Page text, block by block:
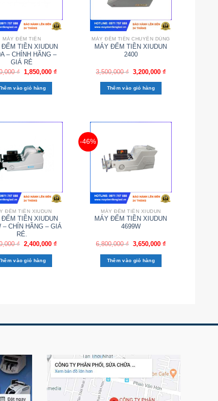
MÁY ĐẾM TIỀN
ĐẾM TIỀN XIUDUN
– CHÍNH HÃNG –
GIÁ RẺ
₫ 1,850,000 ₫
vào giỏ hàng
MÁY ĐẾM TIỀN CHUYÊN DÙNG
MÁY ĐẾM TIỀN XIUDUN
2400
3,500,000₫ 3,200,000 ₫
Thêm vào giỏ hàng
ĐẾM TIỀN XIUDUN
ĐẾM TIỀN XIUDUN
– CHÍN HÃNG – GIÁ
RẺ.
₫ 2,400,000 ₫
vào giỏ hàng
-46%
MÁY ĐẾM TIỀN XIUDUN
MÁY ĐẾM TIỀN XIUDUN
4699W
6,800,000₫ 3,650,000 ₫
Thêm vào giỏ hàng